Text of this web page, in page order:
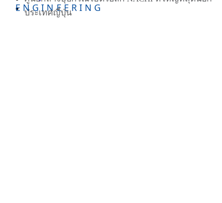
ENGINEERING
ประเทศญี่ปุ่น